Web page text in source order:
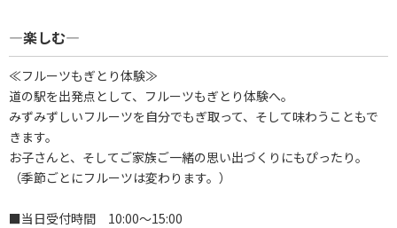
―楽しむ―
≪フルーツもぎとり体験≫
道の駅を出発点として、フルーツもぎとり体験へ。
みずみずしいフルーツを自分でもぎ取って、そして味わうこともで
きます。
お子さんと、そしてご家族ご一緒の思い出づくりにもぴったり。
（季節ごとにフルーツは変わります。）
■当日受付時間 10:00～15:00